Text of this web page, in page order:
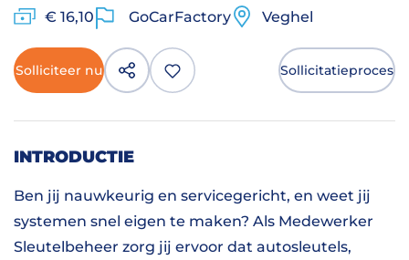
€ 16,10 GoCarFactory Veghel
Solliciteer nu Sollicitatieproces
INTRODUCTIE
Ben jij nauwkeurig en servicegericht, en weet jij
systemen snel eigen te maken? Als Medewerker
Sleutelbeheer zorg jij ervoor dat autosleutels,